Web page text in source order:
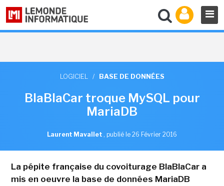
LOGICIEL / BASE DE DONNÉES
BlaBlaCar troque MySQL pour
MariaDB
Laurent Mavallet , publié le 26 Février 2016
La pépite française du covoiturage BlaBlaCar a
mis en oeuvre la base de données MariaDB